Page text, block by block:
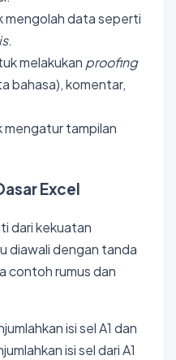
mengolah data seperti
.
melakukan proofing
bahasa), komentar,
mengatur tampilan
Excel
dari kekuatan
diawali dengan tanda
contoh rumus dan
isi sel A1 dan
isi sel dari A1